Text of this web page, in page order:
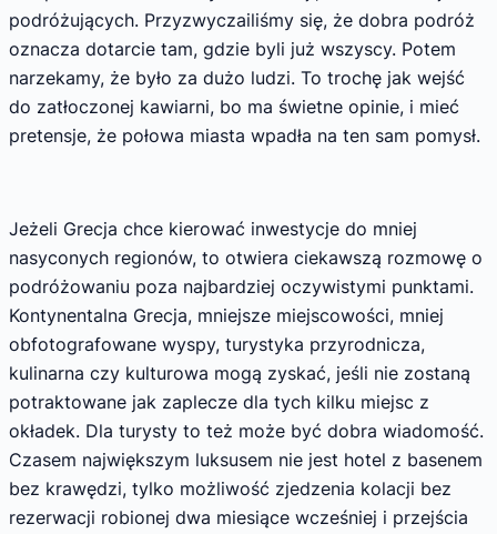
podróżujących. Przyzwyczailiśmy się, że dobra podróż
oznacza dotarcie tam, gdzie byli już wszyscy. Potem
narzekamy, że było za dużo ludzi. To trochę jak wejść
do zatłoczonej kawiarni, bo ma świetne opinie, i mieć
pretensje, że połowa miasta wpadła na ten sam pomysł.
Jeżeli Grecja chce kierować inwestycje do mniej
nasyconych regionów, to otwiera ciekawszą rozmowę o
podróżowaniu poza najbardziej oczywistymi punktami.
Kontynentalna Grecja, mniejsze miejscowości, mniej
obfotografowane wyspy, turystyka przyrodnicza,
kulinarna czy kulturowa mogą zyskać, jeśli nie zostaną
potraktowane jak zaplecze dla tych kilku miejsc z
okładek. Dla turysty to też może być dobra wiadomość.
Czasem największym luksusem nie jest hotel z basenem
bez krawędzi, tylko możliwość zjedzenia kolacji bez
rezerwacji robionej dwa miesiące wcześniej i przejścia